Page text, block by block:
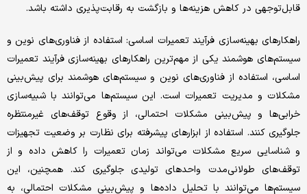
قابل‌توجهی در کاهش هزینه‌‌‌ها و بازگشت به رقابت‌‌‌پذیری داشته باشد.
راهکارهای بهینه‌‌‌سازی فرآیند تعمیرات اساسی: استفاده از فناوری‌‌‌های نوین و
سیستم‌‌‌های هوشمند یکی از مهم‌‌‌ترین راهکارهای بهینه‌‌‌سازی فرآیند تعمیرات
اساسی، استفاده از فناوری‌‌‌های نوین و سیستم‌‌‌های هوشمند برای پیش‌بینی
مشکلات و مدیریت تعمیرات است. این سیستم‌‌‌ها می‌توانند با شبیه‌‌‌سازی
خرابی‌‌‌ها و پیش‌بینی مشکلات احتمالی، از وقوع توقف‌‌‌های غیرمنتظره
جلوگیری کنند. استفاده از ابزارهای پیشرفته برای نظارت بر وضعیت تجهیزات
و شناسایی سریع مشکلات می‌تواند زمان تعمیرات را کاهش داده و از
توقف‌‌‌های طولانی‌‌‌مدت واحدهای تولیدی جلوگیری کند. همچنین، این
سیستم‌‌‌ها می‌توانند با تحلیل داده‌‌‌ها و پیش‌بینی مشکلات احتمالی، به